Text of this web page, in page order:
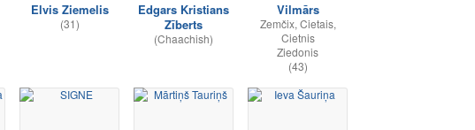
Elvis Ziemelis
(31)
Edgars Kristians
Zīberts
(Chaachish)
Vilmārs
Zemčix, Cietais,
Cietnis
Ziedonis
(43)